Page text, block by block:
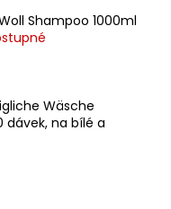
Shampoo 1000ml
Wäsche
dávek, na bílé a